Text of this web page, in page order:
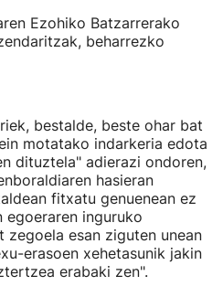
Ezohiko Batzarrerako
beharrezko
bestalde, beste ohar bat
motatako indarkeria edota
dituztela" adierazi ondoren,
hasieran
fitxatu genuenean ez
egoeraren inguruko
zegoela esan ziguten unean
erasoen xehetasunik jakin
erabaki zen".